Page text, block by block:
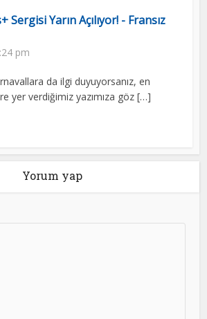
Sergisi Yarın Açılıyor! - Fransız
pm
da ilgi duyuyorsanız, en
yer verdiğimiz yazımıza göz […]
Yorum yap